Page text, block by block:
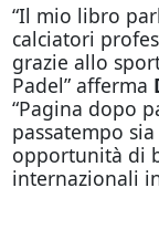
“Il mio libro
calciatori
grazie allo
Padel” afferma
“Pagina dopo
passatempo
opportunità di
internazionali